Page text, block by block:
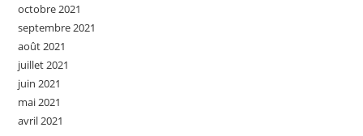
octobre 2021
septembre 2021
août 2021
juillet 2021
juin 2021
mai 2021
avril 2021